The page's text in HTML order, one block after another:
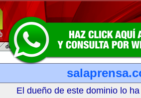
El dueño de este dominio lo